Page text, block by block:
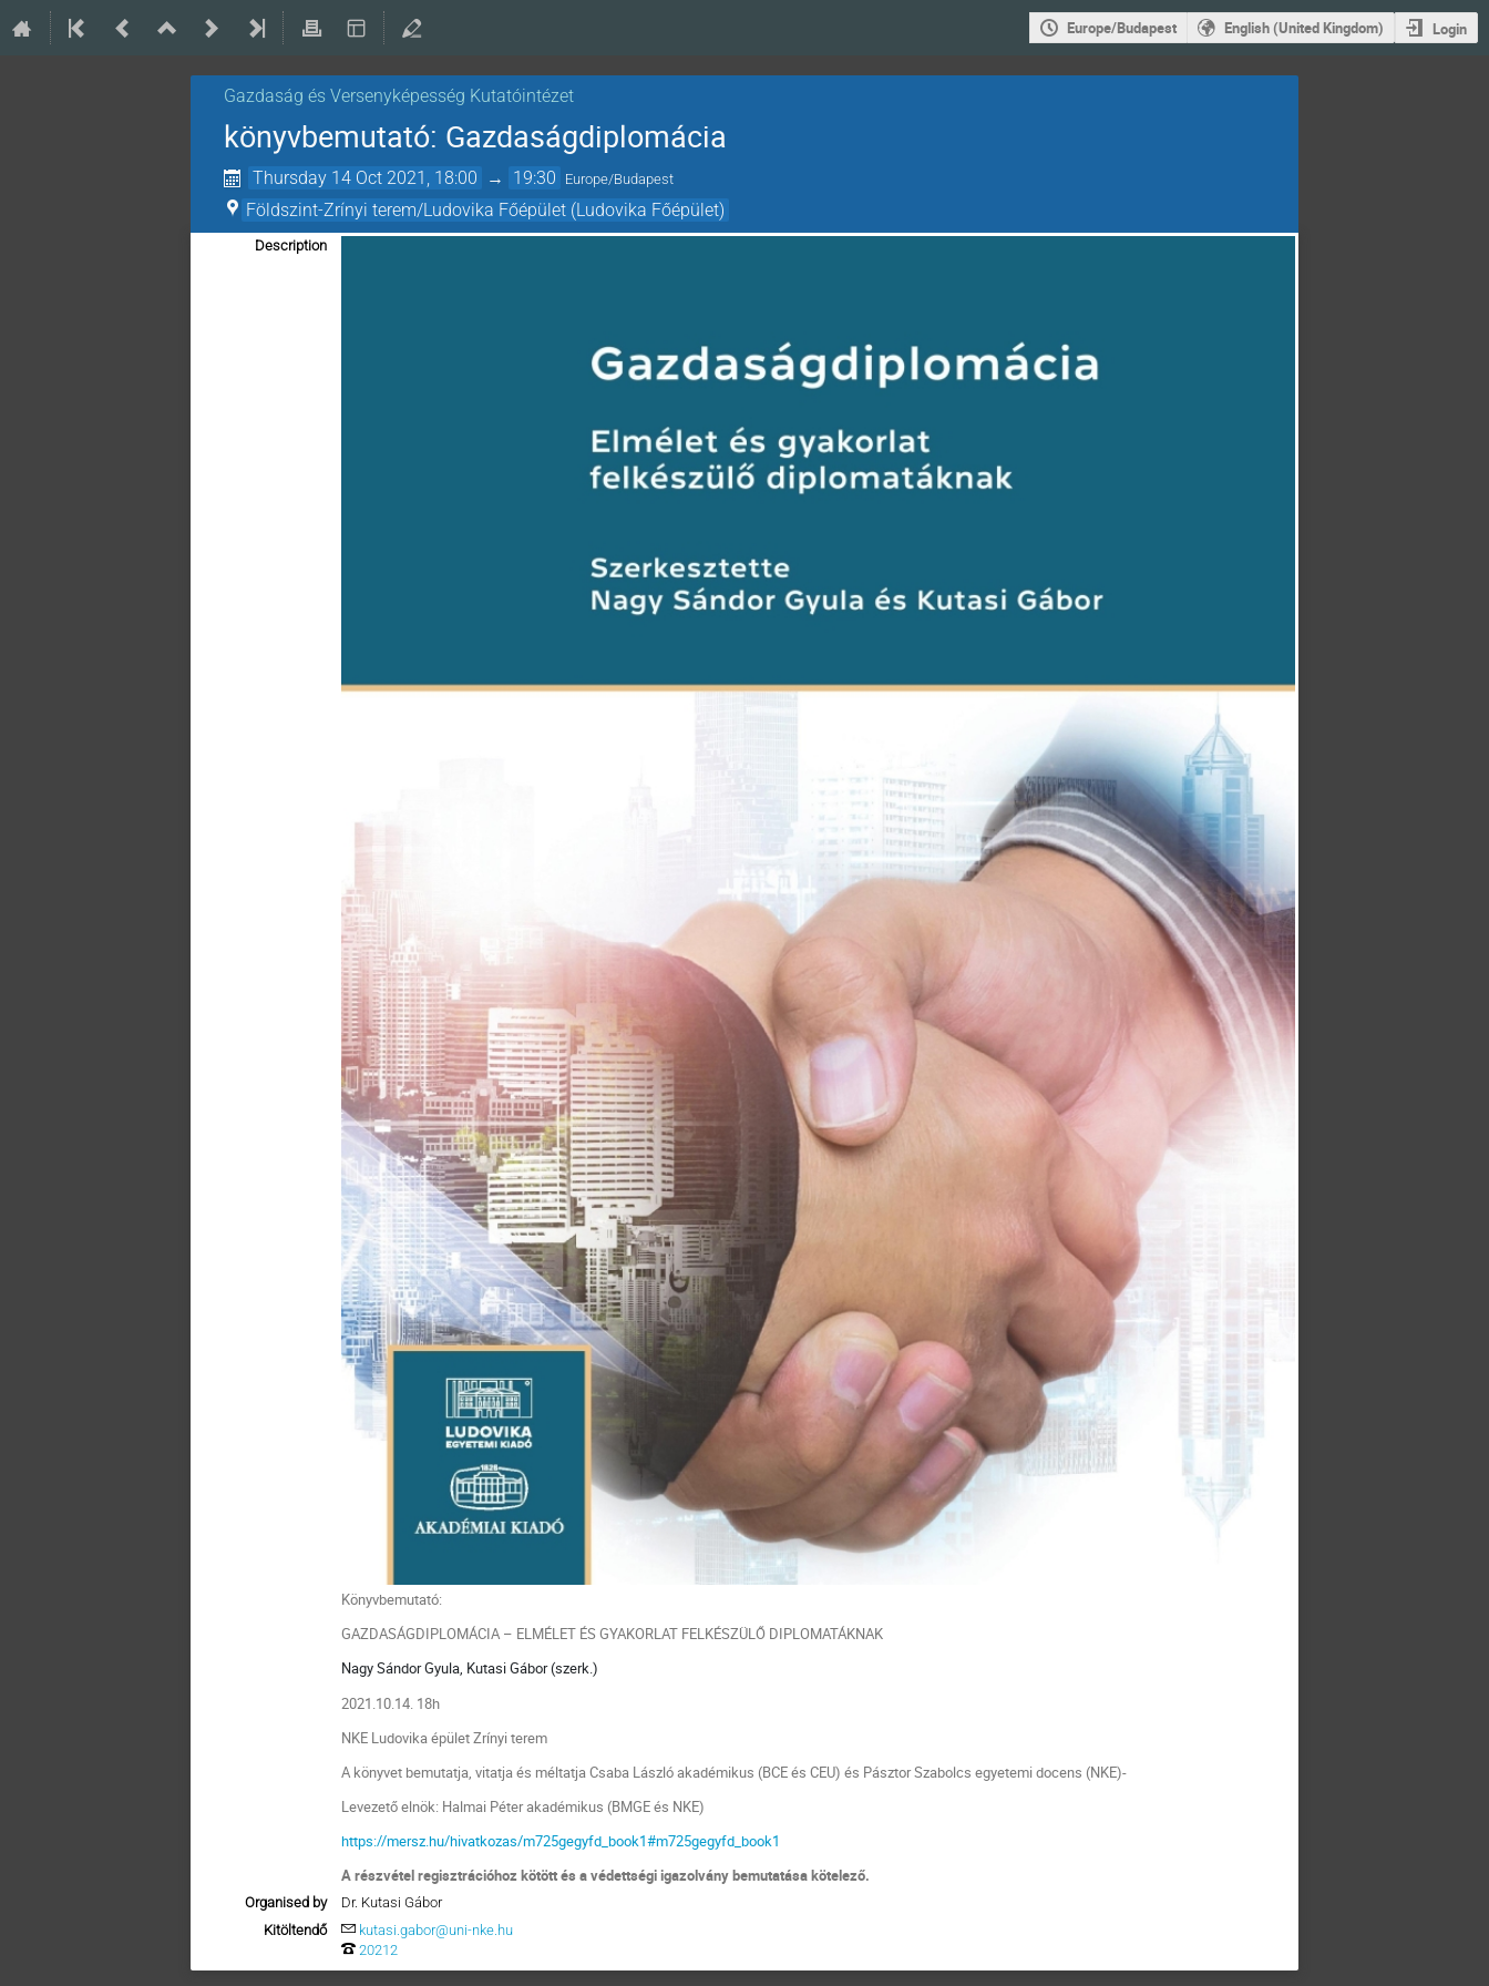
Europe/Budapest English (United Kingdom) Login
Gazdaság és Versenyképesség Kutatóintézet
könyvbemutató: Gazdaságdiplomácia
Thursday 14 Oct 2021, 18:00 → 19:30 Europe/Budapest
Földszint-Zrínyi terem/Ludovika Főépület (Ludovika Főépület)
Description
Könyvbemutató:
GAZDASÁGDIPLOMÁCIA – ELMÉLET ÉS GYAKORLAT FELKÉSZÜLŐ DIPLOMATÁKNAK
Nagy Sándor Gyula, Kutasi Gábor (szerk.)
2021.10.14. 18h
NKE Ludovika épület Zrínyi terem
A könyvet bemutatja, vitatja és méltatja Csaba László akadémikus (BCE és CEU) és Pásztor Szabolcs egyetemi docens (NKE)-
Levezető elnök: Halmai Péter akadémikus (BMGE és NKE)
https://mersz.hu/hivatkozas/m725gegyfd_book1#m725gegyfd_book1
A részvétel regisztrációhoz kötött és a védettségi igazolvány bemutatása kötelező.
Organised by
Dr. Kutasi Gábor
Kitöltendő
kutasi.gabor@uni-nke.hu
20212